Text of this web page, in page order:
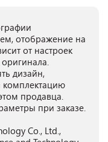
отображение на
от настроек
дизайн,
комплектацию
продавца.
при заказе.
Co., Ltd.,